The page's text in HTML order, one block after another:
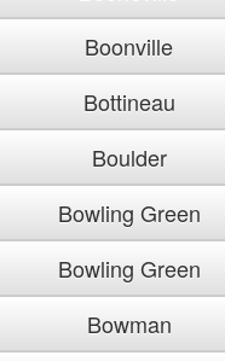
Boonville
Bottineau
Boulder
Bowling Green
Bowling Green
Bowman